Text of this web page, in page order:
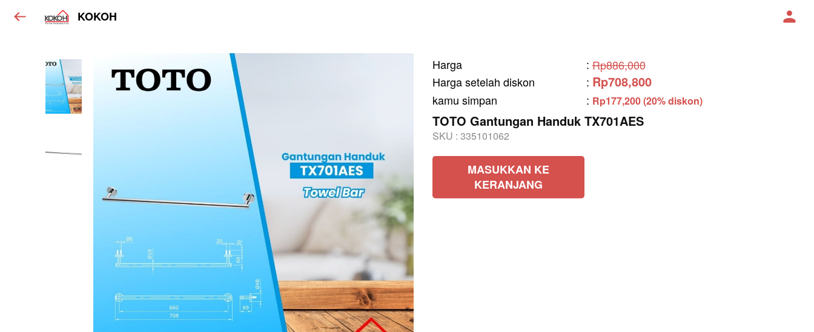
KOKOH
Harga : Rp886,000
Harga setelah diskon
: Rp708,800
kamu simpan : Rp177,200 (20% diskon)
TOTO Gantungan Handuk TX701AES
SKU : 335101062
MASUKKAN KE
KERANJANG